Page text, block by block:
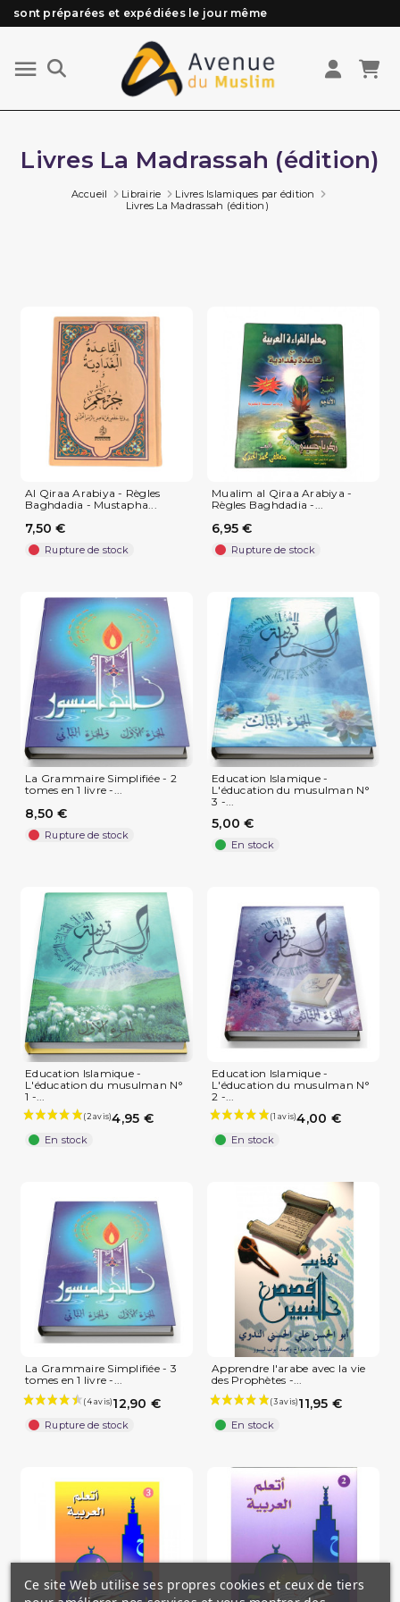
sont préparées et expédiées le jour même
Besoin d'aide ? Retrouvez notre FAQ
Livraison offerte à partir de 89€ d'achat*
Les Commandes passées avant 15h (lun au Vend)
Livres La Madrassah (édition)
Accueil Librairie
Livres Islamiques par édition
Livres La Madrassah (édition)
Al Qiraa Arabiya - Règles
Baghdadia - Mustapha...
7,50 €
Rupture de stock
Mualim al Qiraa Arabiya -
Règles Baghdadia -...
6,95 €
Rupture de stock
La Grammaire Simplifiée - 2
tomes en 1 livre -...
8,50 €
Rupture de stock
Education Islamique -
L'éducation du musulman N°
3 -...
5,00 €
En stock
Education Islamique -
L'éducation du musulman N°
1 -...
4,95 €
En stock
Education Islamique -
L'éducation du musulman N°
2 -...
4,00 €
En stock
La Grammaire Simplifiée - 3
tomes en 1 livre -...
12,90 €
Rupture de stock
Apprendre l'arabe avec la vie
des Prophètes -...
11,95 €
En stock
Ce site Web utilise ses propres cookies et ceux de tiers